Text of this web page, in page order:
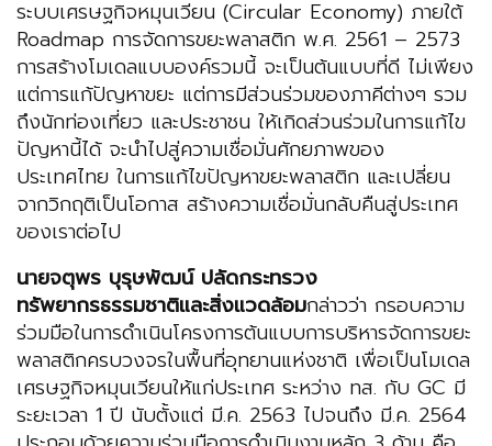
ระบบเศรษฐกิจหมุนเวียน (Circular Economy) ภายใต้
Roadmap การจัดการขยะพลาสติก พ.ศ. 2561 – 2573
การสร้างโมเดลแบบองค์รวมนี้ จะเป็นต้นแบบที่ดี ไม่เพียง
แต่การแก้ปัญหาขยะ แต่การมีส่วนร่วมของภาคีต่างๆ รวม
ถึงนักท่องเที่ยว และประชาชน ให้เกิดส่วนร่วมในการแก้ไข
ปัญหานี้ได้ จะนำไปสู่ความเชื่อมั่นศักยภาพของ
ประเทศไทย ในการแก้ไขปัญหาขยะพลาสติก และเปลี่ยน
จากวิกฤติเป็นโอกาส สร้างความเชื่อมั่นกลับคืนสู่ประเทศ
ของเราต่อไป
นายจตุพร บุรุษพัฒน์ ปลัดกระทรวง
ทรัพยากรธรรมชาติและสิ่งแวดล้อมกล่าวว่า กรอบความ
ร่วมมือในการดำเนินโครงการต้นแบบการบริหารจัดการขยะ
พลาสติกครบวงจรในพื้นที่อุทยานแห่งชาติ เพื่อเป็นโมเดล
เศรษฐกิจหมุนเวียนให้แก่ประเทศ ระหว่าง ทส. กับ GC มี
ระยะเวลา 1 ปี นับตั้งแต่ มี.ค. 2563 ไปจนถึง มี.ค. 2564